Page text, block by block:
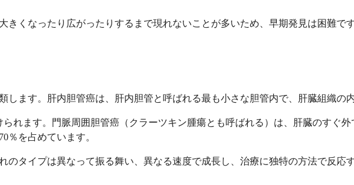
きくなったり広がったりするまで現れないことが多いため、早期発見は困難で
ます。肝内胆管癌は、肝内胆管と呼ばれる最も小さな胆管内で、肝臓組織の
れます。門脈周囲胆管癌（クラーツキン腫瘍とも呼ばれる）は、肝臓のすぐ
％を占めています。
タイプは異なって振る舞い、異なる速度で成長し、治療に独特の方法で反応